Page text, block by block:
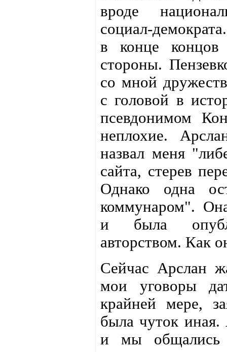
вроде
социал-
в конце концов
стороны.
со мной
с головой в
псевдонимом
неплохие.
назвал меня
сайта, стерев
Однако одна
коммунаром".
и была
авторством. Как
Сейчас Арслан
мои уговоры
крайней мере,
была чуток иная.
и мы общались